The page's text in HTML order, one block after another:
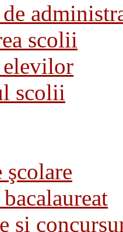
scolii
scolii
şcolare
si